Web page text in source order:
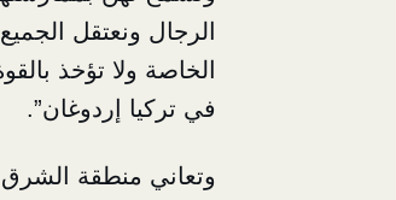
الرجال ونعتقل
الخاصة ولا تؤخذ
في تركيا إردوغان”.
وتعاني منطقة